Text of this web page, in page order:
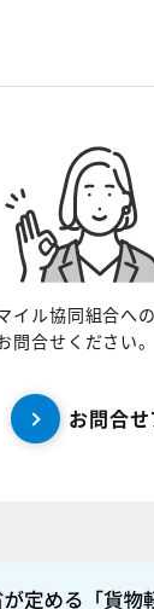
イル協同組合へ
問合せください。
お問合